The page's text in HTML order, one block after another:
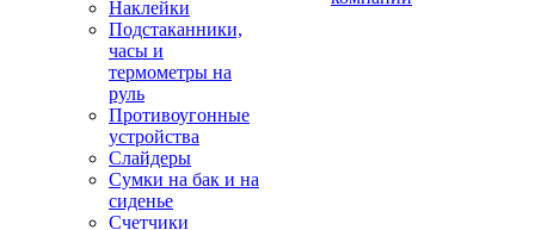
Наклейки
Подстаканники,
часы и
термометры на
руль
Противоугонные
устройства
Слайдеры
Сумки на бак и на
сиденье
Счетчики